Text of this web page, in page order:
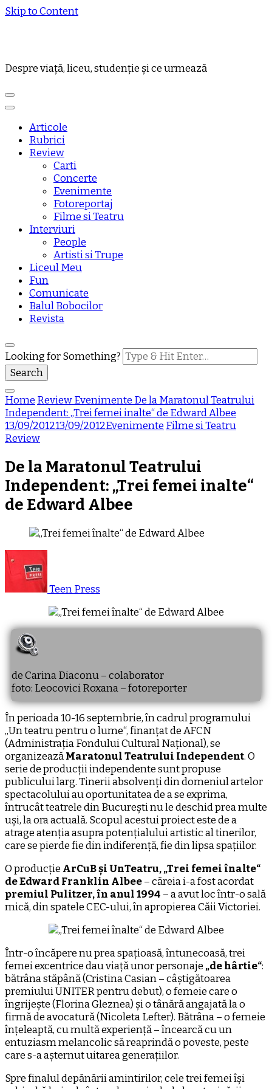
Skip to Content
Despre viață, liceu, studenție și ce urmează
Articole
Rubrici
Review
Carti
Concerte
Evenimente
Fotoreportaj
Filme si Teatru
Interviuri
People
Artisti si Trupe
Liceul Meu
Fun
Comunicate
Balul Bobocilor
Revista
Looking for Something?
Home ReviewEvenimente De la Maratonul Teatrului
Independent: „Trei femei inalte“ de Edward Albee
13/09/201213/09/2012Evenimente Filme si Teatru
Review
De la Maratonul Teatrului
Independent: „Trei femei inalte“
de Edward Albee
Teen Press
de Carina Diaconu – colaborator
foto: Leocovici Roxana – fotoreporter
În perioada 10-16 septembrie, în cadrul programului
„Un teatru pentru o lume“, finanțat de AFCN
(Administrația Fondului Cultural Național), se
organizeazăMaratonul Teatrului Independent. O
serie de producții independente sunt propuse
publicului larg. Tinerii absolvenți din domeniul artelor
spectacolului au oportunitatea de a se exprima,
întrucât teatrele din București nu le deschid prea multe
uși, la ora actuală. Scopul acestui proiect este de a
atrage atenția asupra potențialului artistic al tinerilor,
care se pierde fie din indiferență, fie din lipsa spațiilor.
O producție ArCuB și UnTeatru, „Trei femei înalte“
de Edward Franklin Albee– căreia i-a fost acordat
premiul Pulitzer, în anul 1994 – a avut loc într-o sală
mică, din spatele CEC-ului, în apropierea Căii Victoriei.
Într-o încăpere nu prea spațioasă, întunecoasă, trei
femei excentrice dau viață unor personaje „de hârtie“:
bătrâna stăpână (Cristina Casian – câștigătoarea
premiului UNITER pentru debut), o femeie care o
îngrijește (Florina Gleznea) și o tânără angajată la o
firmă de avocatură (Nicoleta Lefter). Bătrâna – o femeie
înțeleaptă, cu multă experiență – încearcă cu un
entuziasm melancolic să reaprindă o poveste, peste
care s-a așternut uitarea generațiilor.
Spre finalul depănării amintirilor, cele trei femei își